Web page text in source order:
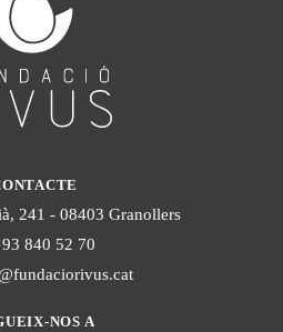
241 - 08403 Granollers
93 840 52 70
NOS A